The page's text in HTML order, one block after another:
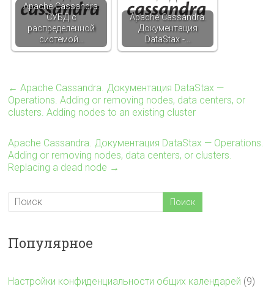
Apache Cassandra.
СУБД с
распределенной
системой…
Apache Cassandra.
Документация
DataStax -…
← Apache Cassandra. Документация DataStax —
Operations. Adding or removing nodes, data centers, or
clusters. Adding nodes to an existing cluster
Apache Cassandra. Документация DataStax — Operations.
Adding or removing nodes, data centers, or clusters.
Replacing a dead node →
Популярное
Настройки конфиденциальности общих календарей (9)